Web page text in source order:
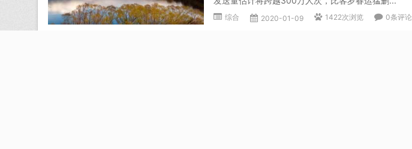
综合 2020-01-09 1422次浏览 0条评论